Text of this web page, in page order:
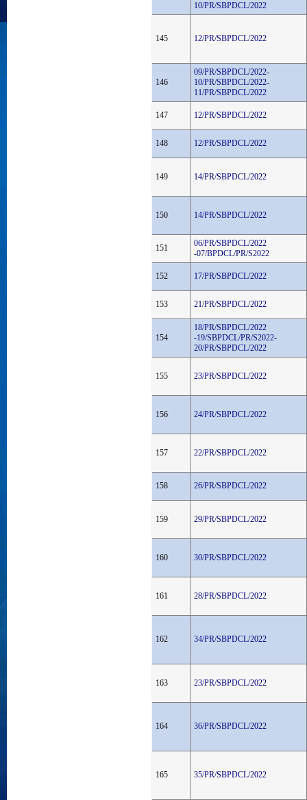
10/PR/SBPDCL/2022
145 12/PR/SBPDCL/2022
146
09/PR/SBPDCL/2022-
10/PR/SBPDCL/2022-
11/PR/SBPDCL/2022
147 12/PR/SBPDCL/2022
148 12/PR/SBPDCL/2022
149 14/PR/SBPDCL/2022
150 14/PR/SBPDCL/2022
151
06/PR/SBPDCL/2022
-07/BPDCL/PR/S2022
152 17/PR/SBPDCL/2022
153 21/PR/SBPDCL/2022
154
18/PR/SBPDCL/2022
-19/SBPDCL/PR/S2022-
20/PR/SBPDCL/2022
155 23/PR/SBPDCL/2022
156 24/PR/SBPDCL/2022
157 22/PR/SBPDCL/2022
158 26/PR/SBPDCL/2022
159 29/PR/SBPDCL/2022
160 30/PR/SBPDCL/2022
161 28/PR/SBPDCL/2022
162 34/PR/SBPDCL/2022
163 23/PR/SBPDCL/2022
164 36/PR/SBPDCL/2022
165 35/PR/SBPDCL/2022